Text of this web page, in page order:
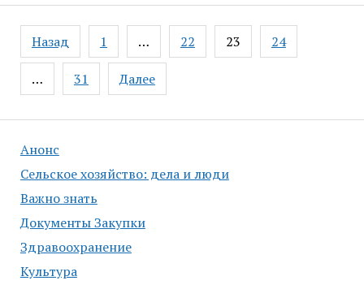
Анонс
Сельское хозяйство: дела и люди
Важно знать
Документы Закупки
Здравоохранение
Культура
Навигация
по
записям
Назад 1 … 22 23 24
… 31 Далее